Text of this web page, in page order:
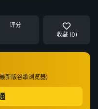
评分
收藏 (0)
新版谷歌浏览器)